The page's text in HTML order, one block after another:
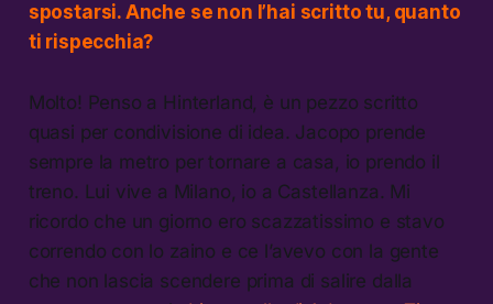
spostarsi. Anche se non l’hai scritto tu, quanto
ti rispecchia?
Molto! Penso a Hinterland, è un pezzo scritto
quasi per condivisione di idea. Jacopo prende
sempre la metro per tornare a casa, io prendo il
treno. Lui vive a Milano, io a Castellanza. Mi
ricordo che un giorno ero scazzatissimo e stavo
correndo con lo zaino e ce l’avevo con la gente
che non lascia scendere prima di salire dalla